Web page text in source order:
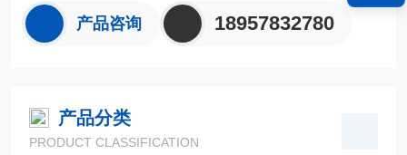
产品咨询 18957832780
产品分类
PRODUCT CLASSIFICATION